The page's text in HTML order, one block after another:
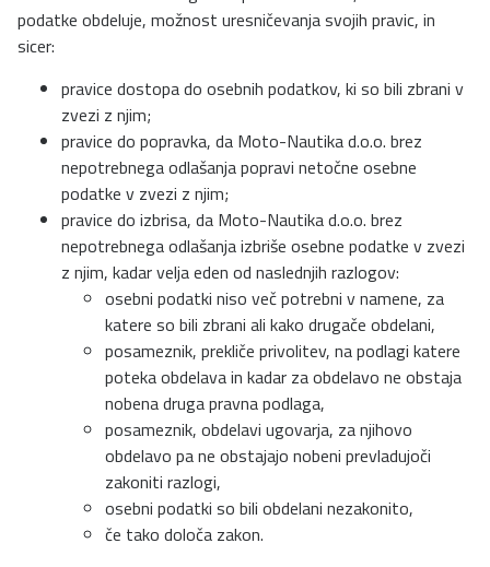
podatke obdeluje, možnost uresničevanja svojih pravic, in
sicer:
pravice dostopa do osebnih podatkov, ki so bili zbrani v
zvezi z njim;
pravice do popravka, da Moto-Nautika d.o.o. brez
nepotrebnega odlašanja popravi netočne osebne
podatke v zvezi z njim;
pravice do izbrisa, da Moto-Nautika d.o.o. brez
nepotrebnega odlašanja izbriše osebne podatke v zvezi
z njim, kadar velja eden od naslednjih razlogov:
osebni podatki niso več potrebni v namene, za
katere so bili zbrani ali kako drugače obdelani,
posameznik, prekliče privolitev, na podlagi katere
poteka obdelava in kadar za obdelavo ne obstaja
nobena druga pravna podlaga,
posameznik, obdelavi ugovarja, za njihovo
obdelavo pa ne obstajajo nobeni prevladujoči
zakoniti razlogi,
osebni podatki so bili obdelani nezakonito,
če tako določa zakon.